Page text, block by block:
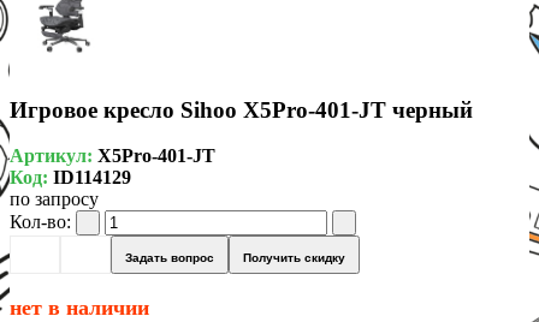
Игровое кресло Sihoo X5Pro-401-JT черный
Артикул: X5Pro-401-JT
Код: ID114129
по запросу
Кол-во:
Задать вопрос Получить скидку
нет в наличии